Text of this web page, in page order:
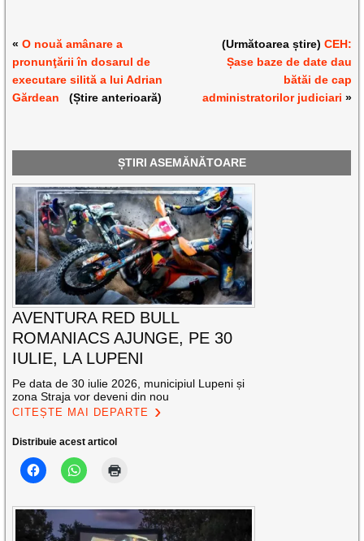
«O nouă amânare a
pronunţării în dosarul de
executare silită a lui Adrian
Gărdean
(Știre anterioară)
(Următoarea știre) CEH:
Șase baze de date dau
bătăi de cap
administratorilor judiciari »
ȘTIRI ASEMĂNĂTOARE
AVENTURA RED BULL
ROMANIACS AJUNGE, PE 30
IULIE, LA LUPENI
Pe data de 30 iulie 2026, municipiul Lupeni și
zona Straja vor deveni din nou
CITEȘTE MAI DEPARTE
Distribuie acest articol